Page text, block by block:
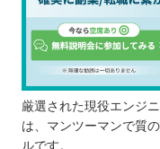
厳選された現役エンジ
は、マンツーマンで質
ルです。